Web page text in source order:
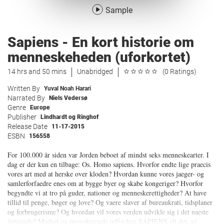
Sample
Sapiens - En kort historie om
menneskeheden (uforkortet)
14 hrs and 50 mins Unabridged (0 Ratings)
Written By Yuval Noah Harari
Narrated By Niels Vedersø
Genre Europe
Publisher Lindhardt og Ringhof
Release Date 11-17-2015
ESBN 156558
For 100.000 år siden var Jorden beboet af mindst seks menneskearter. I
dag er der kun en tilbage: Os. Homo sapiens. Hvorfor endte lige praecis
vores art med at herske over kloden? Hvordan kunne vores jaeger- og
samlerforfaedre enes om at bygge byer og skabe kongeriger? Hvorfor
begyndte vi at tro på guder, nationer og menneskerettigheder? At have
tillid til penge, bøger og love? Og vaere slaver af bureaukrati, tidsplaner
og forbrugerisme? Og hvordan vil vores verden udvikle sig i det naeste
årtusinde? Modigt og provokerende udfordrer SAPIENS alt det, vi